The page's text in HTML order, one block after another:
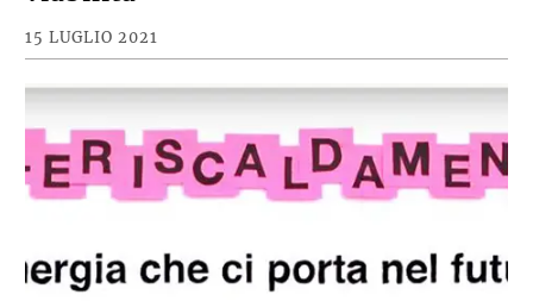
15 LUGLIO 2021